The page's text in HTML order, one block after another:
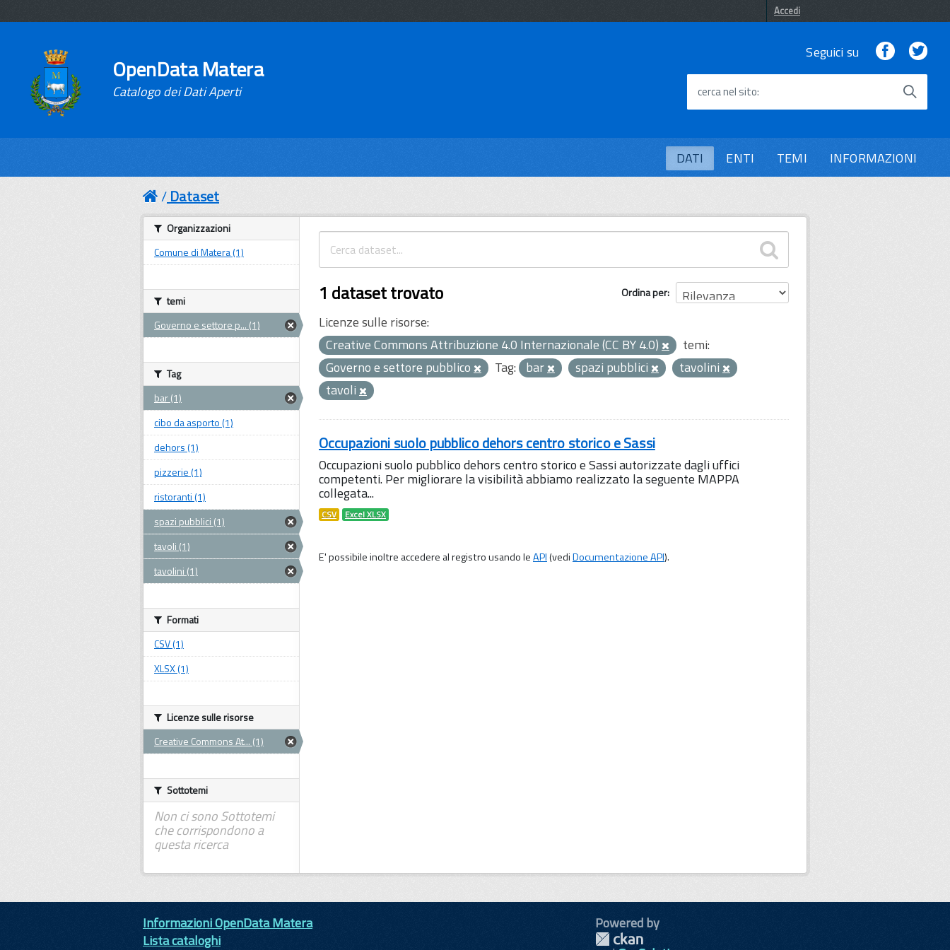
Accedi
OpenData Matera
Catalogo dei Dati Aperti
Seguici su Facebook
cerca nel sito
DATI ENTI TEMI INFORMAZIONI
Dataset
Ordina per
1 dataset trovato
Licenze sulle risorse:
Creative Commons Attribuzione 4.0 Internazionale (CC BY 4.0)
temi:
Governo e settore pubblico
Tag: bar spazi pubblici
tavolini
tavoli
Occupazioni suolo pubblico dehors centro storico e Sassi
Occupazioni suolo pubblico dehors centro storico e Sassi autorizzate dagli uffici
competenti. Per migliorare la visibilità abbiamo realizzato la seguente MAPPA
collegata...
CSV Excel XLSX
E' possibile inoltre accedere al registro usando leAPI(vediDocumentazione API).
Organizzazioni
Comune di Matera (1)
temi
Governo e settore p... (1)
Tag
bar (1)
cibo da asporto (1)
dehors (1)
pizzerie (1)
ristoranti (1)
spazi pubblici (1)
tavoli (1)
tavolini (1)
Formati
CSV (1)
XLSX (1)
Licenze sulle risorse
Creative Commons At... (1)
Sottotemi
Non ci sono Sottotemi
che corrispondono a
questa ricerca
Informazioni OpenData Matera
Lista cataloghi
Powered by